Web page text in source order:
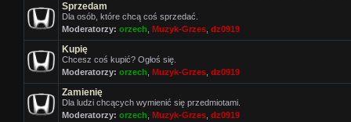
Sprzedam
Dla osób, które chcą coś sprzedać.
Moderatorzy: orzech Muzyk-Grzes dz0919
Kupię
Chcesz coś kupić? Ogłoś się.
Moderatorzy: orzech Muzyk-Grzes dz0919
Zamienię
Dla ludzi chcących wymienić się przedmiotami.
Moderatorzy: orzech Muzyk-Grzes dz0919